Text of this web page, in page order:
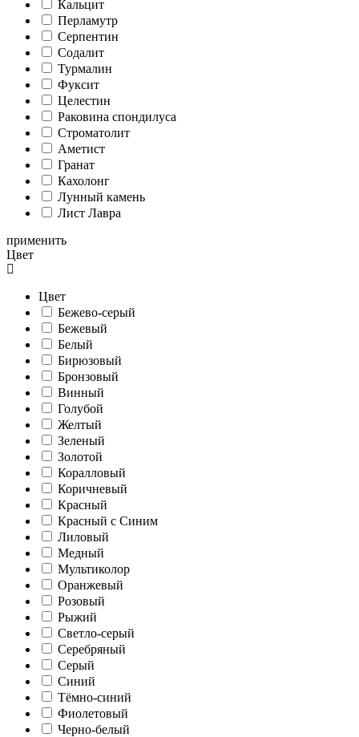
Кальцит
Перламутр
Серпентин
Содалит
Турмалин
Фуксит
Целестин
Раковина спондилуса
Cтроматолит
Аметист
Гранат
Кахолонг
Лунный камень
Лист Лавра
применить
Цвет
Цвет
Бежево-серый
Бежевый
Белый
Бирюзовый
Бронзовый
Винный
Голубой
Желтый
Зеленый
Золотой
Коралловый
Коричневый
Красный
Красный с Синим
Лиловый
Медный
Мультиколор
Оранжевый
Розовый
Рыжий
Светло-серый
Серебряный
Серый
Синий
Тёмно-синий
Фиолетовый
Черно-белый